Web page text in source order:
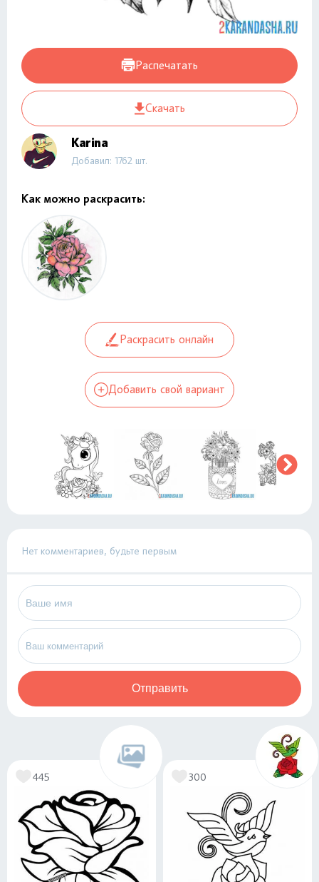
Распечатать
Скачать
Karina
Добавил: 1762 шт.
Как можно раскрасить:
Раскрасить онлайн
Добавить свой вариант
Нет комментариев, будьте первым
Отправить
445 300